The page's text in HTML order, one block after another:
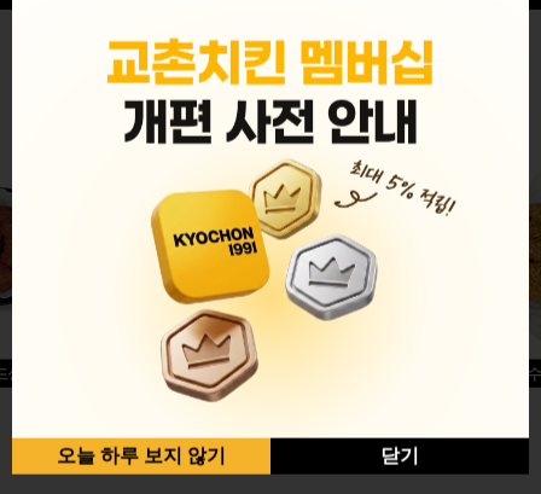
MENU
글윙
반반순살[레드+허니]
허니옥
오늘 하루 보지 않기 닫기